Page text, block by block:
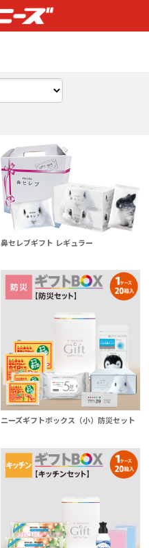
鼻セレブギフト レギュラー
ニーズギフトボックス（小）防災セット